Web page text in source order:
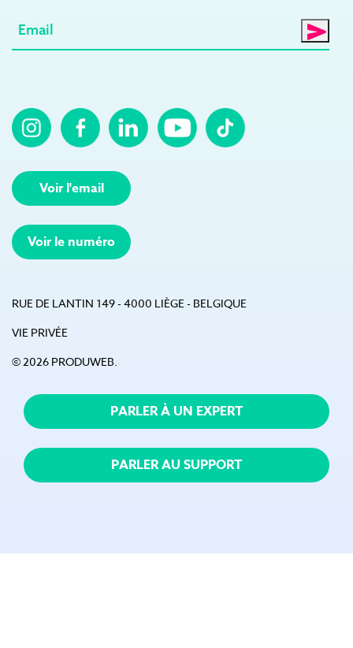
Voir l'email
Voir le numéro
RUE DE LANTIN 149 - 4000 LIÈGE - BELGIQUE
VIE PRIVÉE
© 2026 PRODUWEB.
PARLER À UN EXPERT
PARLER AU SUPPORT